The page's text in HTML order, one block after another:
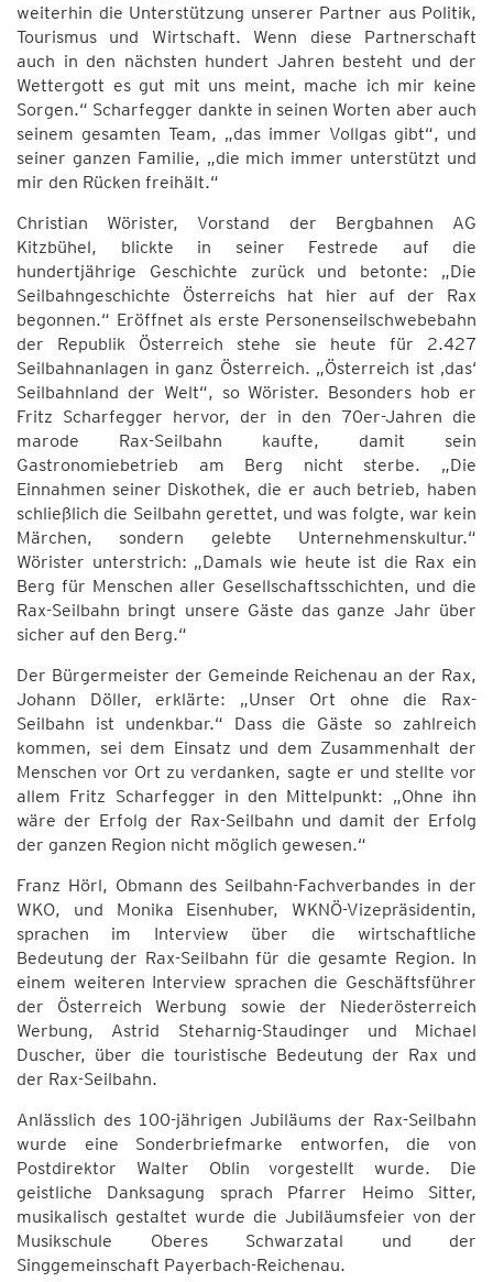
weiterhin die Unterstützung unserer Partner aus Politik,
Tourismus und Wirtschaft. Wenn diese Partnerschaft
auch in den nächsten hundert Jahren besteht und der
Wettergott es gut mit uns meint, mache ich mir keine
Sorgen.“ Scharfegger dankte in seinen Worten aber auch
seinem gesamten Team, „das immer Vollgas gibt“, und
seiner ganzen Familie, „die mich immer unterstützt und
mir den Rücken freihält.“
Christian Wörister, Vorstand der Bergbahnen AG
Kitzbühel, blickte in seiner Festrede auf die
hundertjährige Geschichte zurück und betonte: „Die
Seilbahngeschichte Österreichs hat hier auf der Rax
begonnen.“ Eröffnet als erste Personenseilschwebebahn
der Republik Österreich stehe sie heute für 2.427
Seilbahnanlagen in ganz Österreich. „Österreich ist ‚das‘
Seilbahnland der Welt“, so Wörister. Besonders hob er
Fritz Scharfegger hervor, der in den 70er-Jahren die
marode Rax-Seilbahn kaufte, damit sein
Gastronomiebetrieb am Berg nicht sterbe. „Die
Einnahmen seiner Diskothek, die er auch betrieb, haben
schließlich die Seilbahn gerettet, und was folgte, war kein
Märchen, sondern gelebte Unternehmenskultur.“
Wörister unterstrich: „Damals wie heute ist die Rax ein
Berg für Menschen aller Gesellschaftsschichten, und die
Rax-Seilbahn bringt unsere Gäste das ganze Jahr über
sicher auf den Berg.“
Der Bürgermeister der Gemeinde Reichenau an der Rax,
Johann Döller, erklärte: „Unser Ort ohne die Rax-
Seilbahn ist undenkbar.“ Dass die Gäste so zahlreich
kommen, sei dem Einsatz und dem Zusammenhalt der
Menschen vor Ort zu verdanken, sagte er und stellte vor
allem Fritz Scharfegger in den Mittelpunkt: „Ohne ihn
wäre der Erfolg der Rax-Seilbahn und damit der Erfolg
der ganzen Region nicht möglich gewesen.“
Franz Hörl, Obmann des Seilbahn-Fachverbandes in der
WKO, und Monika Eisenhuber, WKNÖ-Vizepräsidentin,
sprachen im Interview über die wirtschaftliche
Bedeutung der Rax-Seilbahn für die gesamte Region. In
einem weiteren Interview sprachen die Geschäftsführer
der Österreich Werbung sowie der Niederösterreich
Werbung, Astrid Steharnig-Staudinger und Michael
Duscher, über die touristische Bedeutung der Rax und
der Rax-Seilbahn.
Anlässlich des 100-jährigen Jubiläums der Rax-Seilbahn
wurde eine Sonderbriefmarke entworfen, die von
Postdirektor Walter Oblin vorgestellt wurde. Die
geistliche Danksagung sprach Pfarrer Heimo Sitter,
musikalisch gestaltet wurde die Jubiläumsfeier von der
Musikschule Oberes Schwarzatal und der
Singgemeinschaft Payerbach-Reichenau.